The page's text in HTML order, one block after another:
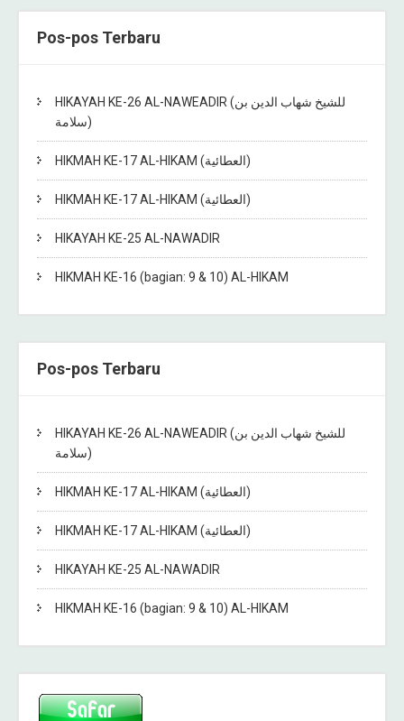
Pos-pos Terbaru
HIKAYAH KE-26 AL-NAWEADIR (للشيخ شهاب الدين بن
سلامة)
HIKMAH KE-17 AL-HIKAM (العطائية)
HIKMAH KE-17 AL-HIKAM (العطائية)
HIKAYAH KE-25 AL-NAWADIR
HIKMAH KE-16 (bagian: 9 & 10) AL-HIKAM
Pos-pos Terbaru
HIKAYAH KE-26 AL-NAWEADIR (للشيخ شهاب الدين بن
سلامة)
HIKMAH KE-17 AL-HIKAM (العطائية)
HIKMAH KE-17 AL-HIKAM (العطائية)
HIKAYAH KE-25 AL-NAWADIR
HIKMAH KE-16 (bagian: 9 & 10) AL-HIKAM